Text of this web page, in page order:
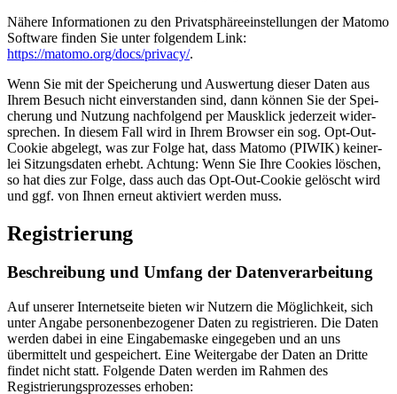
Nähere Informationen zu den Privatsphäreeinstellungen der Matomo
Software finden Sie unter folgendem Link:
https://matomo.org/docs/privacy/.
Wenn Sie mit der Spei­che­rung und Aus­wer­tung die­ser Daten aus
Ihrem Besuch nicht ein­ver­stan­den sind, dann kön­nen Sie der Spei­
che­rung und Nut­zung nachfolgend per Maus­klick jederzeit wider­
spre­chen. In diesem Fall wird in Ihrem Browser ein sog. Opt-Out-
Cookie abgelegt, was zur Folge hat, dass Matomo (PIWIK) kei­ner­
lei Sit­zungs­da­ten erhebt. Achtung: Wenn Sie Ihre Cookies löschen,
so hat dies zur Folge, dass auch das Opt-Out-Cookie gelöscht wird
und ggf. von Ihnen erneut aktiviert werden muss.
Registrierung
Beschreibung und Umfang der Datenverarbeitung
Auf unserer Internetseite bieten wir Nutzern die Möglichkeit, sich
unter Angabe personenbezogener Daten zu registrieren. Die Daten
werden dabei in eine Eingabemaske eingegeben und an uns
übermittelt und gespeichert. Eine Weitergabe der Daten an Dritte
findet nicht statt. Folgende Daten werden im Rahmen des
Registrierungsprozesses erhoben: